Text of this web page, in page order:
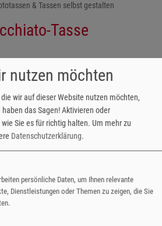
& Tassen selbst gestalten
Tasse
für die beste Freundin
behalten. Genießen Sie Ihren
aus der hochwertigen
farbstarken Fotodruck im
Format.
cm
nutzen möchten
wir auf dieser Website nutzen möchten,
das Sagen! Aktivieren oder
Sie es für richtig halten. Um mehr zu
Datenschutzerklärung.
persönliche Daten, um Ihnen relevante
Dienstleistungen oder Themen zu zeigen, die Sie